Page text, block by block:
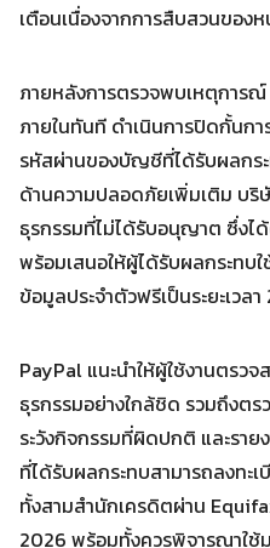
Search
เตือนเนื่องจากการสืบสวนของ
ภายหลังการตรวจพบเหตุการ
ภายในทันที ดำเนินการปิดกั้นก
รหัสผ่านของบัญชีที่ได้รับผลกร
ด้านความปลอดภัยเพิ่มเติม บริ
ธุรกรรมที่ไม่ได้รับอนุญาต ซึ่งไ
พร้อมเสนอให้ผู้ได้รับผลกระท
ข้อมูลประจำตัวฟรีเป็นระยะเว
PayPal แนะนำให้ผู้ใช้งานตรว
ธุรกรรมอย่างใกล้ชิด รวมถึงตร
ระวังกิจกรรมที่ผิดปกติ และรา
ที่ได้รับผลกระทบสามารถลงทะ
ทั้งสามสำนักเครดิตผ่าน
2026 พร้อมทั้งควรพิจารณาใช้